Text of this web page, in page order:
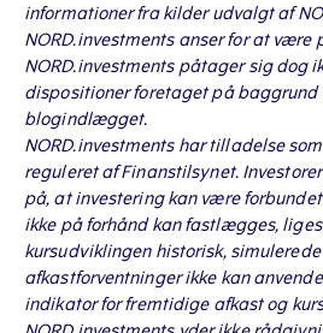
informationer fra kilder udvalgt af
NORD.investments anser for at
NORD.investments påtager sig dog
dispositioner foretaget på baggrund
blogindlægget.
NORD.investments har tilladelse
reguleret af Finanstilsynet.
på, at investering kan være
ikke på forhånd kan fastlægges,
kursudviklingen historisk,
afkastforventninger ikke kan
indikator for fremtidige afkast og